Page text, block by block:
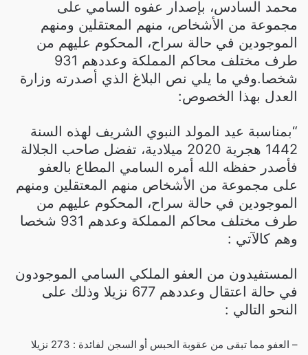
محمد السادس، بإصدار عفوه السامي على
مجموعة من الأشخاص، منهم المعتقلين ومنهم
الموجودين في حالة سراح، المحكوم عليهم من
طرف مختلف محاكم المملكة وعددهم 931
شخصا.وفي ما يلي نص البلاغ الذي أصدرته وزارة
العدل بهذا الخصوص:
“بمناسبة عيد المولد النبوي الشريف لهذه السنة
1442 هجرية 2020 ميلادية، تفضل صاحب الجلالة
فأصدر حفظه الله أمره السامي المطاع بالعفو
على مجموعة من الأشخاص منهم المعتقلين ومنهم
الموجودين في حالة سراح، المحكوم عليهم من
طرف مختلف محاكم المملكة وعدهم 931 شخصا
وهم كالآتي :
المستفيدون من العفو الملكي السامي الموجودون
في حالة اعتقال وعددهم 677 نزيلا وذلك على
النحو التالي :
– العفو مما تبقى من عقوبة الحبس أو السجن لفائدة : 273 نزيلا